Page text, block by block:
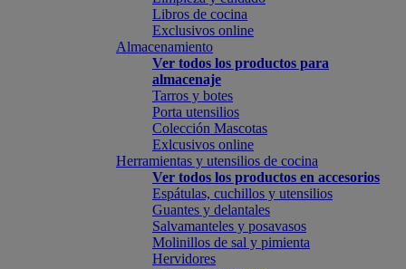
Libros de cocina
Exclusivos online
Almacenamiento
Ver todos los productos para
almacenaje
Tarros y botes
Porta utensilios
Colección Mascotas
Exlcusivos online
Herramientas y utensilios de cocina
Ver todos los productos en accesorios
Espátulas, cuchillos y utensilios
Guantes y delantales
Salvamanteles y posavasos
Molinillos de sal y pimienta
Hervidores